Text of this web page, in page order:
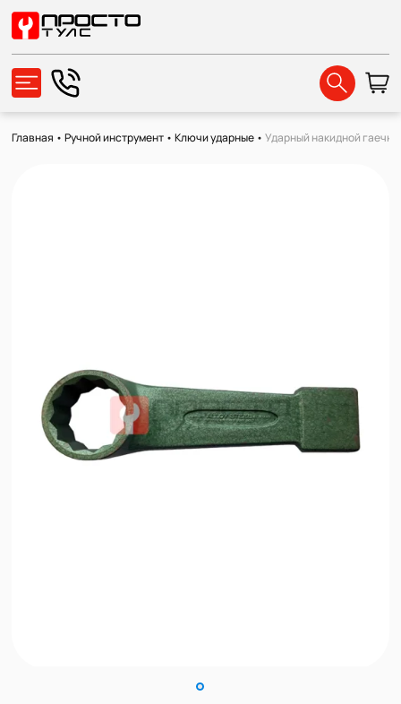
Главная •Ручной инструмент •Ключи ударные •Ударный накидной